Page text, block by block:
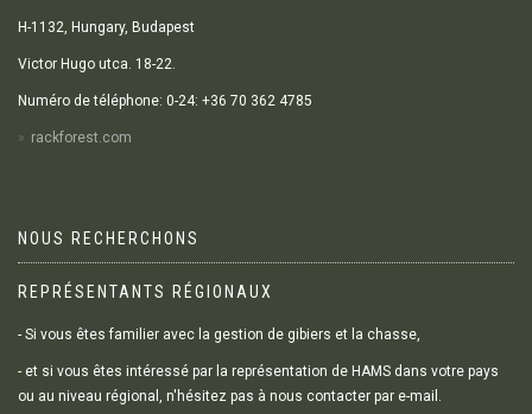
H-1132, Hungary, Budapest
Victor Hugo utca. 18-22.
Numéro de téléphone: 0-24: +36 70 362 4785
rackforest.com
NOUS RECHERCHONS
REPRÉSENTANTS RÉGIONAUX
- Si vous êtes familier avec la gestion de gibiers et la chasse,
- et si vous êtes intéressé par la représentation de HAMS dans votre pays
ou au niveau régional, n'hésitez pas à nous contacter par e-mail.